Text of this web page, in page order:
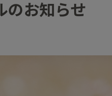
のお知らせ